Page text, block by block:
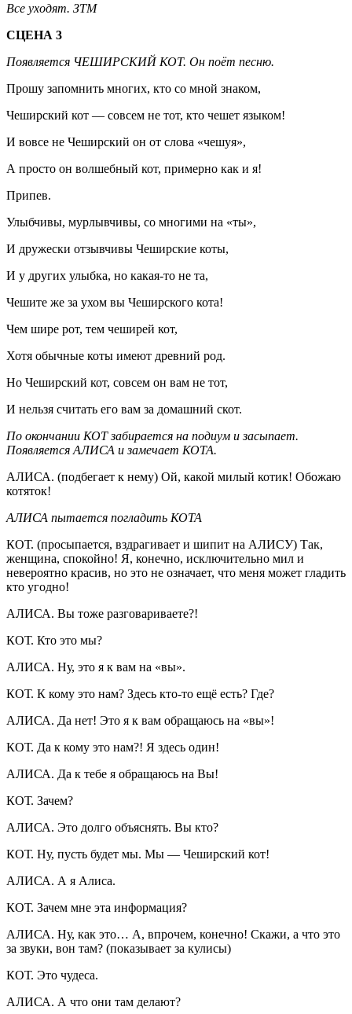
Все уходят. ЗТМ
СЦЕНА 3
Появляется ЧЕШИРСКИЙ КОТ. Он поёт песню.
Прошу запомнить многих, кто со мной знаком,
Чеширский кот — совсем не тот, кто чешет языком!
И вовсе не Чеширский он от слова «чешуя»,
А просто он волшебный кот, примерно как и я!
Припев.
Улыбчивы, мурлывчивы, со многими на «ты»,
И дружески отзывчивы Чеширские коты,
И у других улыбка, но какая-то не та,
Чешите же за ухом вы Чеширского кота!
Чем шире рот, тем чеширей кот,
Хотя обычные коты имеют древний род.
Но Чеширский кот, совсем он вам не тот,
И нельзя считать его вам за домашний скот.
По окончании КОТ забирается на подиум и засыпает.
Появляется АЛИСА и замечает КОТА.
АЛИСА. (подбегает к нему) Ой, какой милый котик! Обожаю
котяток!
АЛИСА пытается погладить КОТА
КОТ. (просыпается, вздрагивает и шипит на АЛИСУ) Так,
женщина, спокойно! Я, конечно, исключительно мил и
невероятно красив, но это не означает, что меня может гладить
кто угодно!
АЛИСА. Вы тоже разговариваете?!
КОТ. Кто это мы?
АЛИСА. Ну, это я к вам на «вы».
КОТ. К кому это нам? Здесь кто-то ещё есть? Где?
АЛИСА. Да нет! Это я к вам обращаюсь на «вы»!
КОТ. Да к кому это нам?! Я здесь один!
АЛИСА. Да к тебе я обращаюсь на Вы!
КОТ. Зачем?
АЛИСА. Это долго объяснять. Вы кто?
КОТ. Ну, пусть будет мы. Мы — Чеширский кот!
АЛИСА. А я Алиса.
КОТ. Зачем мне эта информация?
АЛИСА. Ну, как это… А, впрочем, конечно! Скажи, а что это
за звуки, вон там? (показывает за кулисы)
КОТ. Это чудеса.
АЛИСА. А что они там делают?